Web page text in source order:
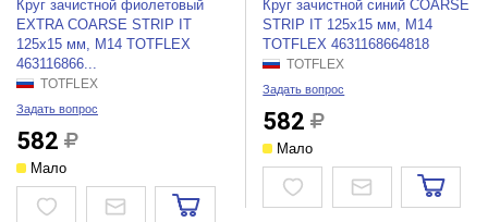
Круг зачистной фиолетовый
EXTRA COARSE STRIP IT
125x15 мм, M14 TOTFLEX
463116866...
TOTFLEX
Задать вопрос
582
Мало
Круг зачистной синий COARSE
STRIP IT 125x15 мм, M14
TOTFLEX 4631168664818
TOTFLEX
Задать вопрос
582
Мало